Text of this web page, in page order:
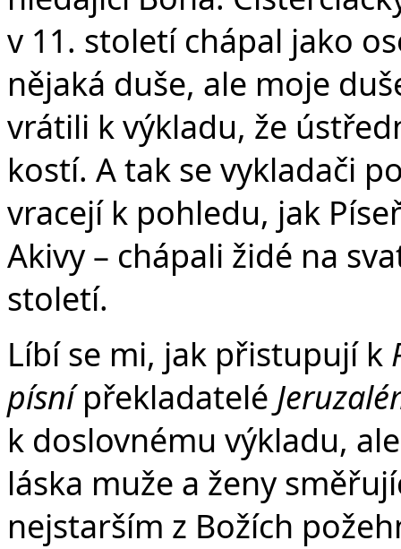
v 11. století chápal jako
nějaká duše, ale moje
vrátili k výkladu, že
kostí. A tak se vykladači
vracejí k pohledu, jak
Akivy – chápali židé na
století.
Líbí se mi, jak přistupují k
písnípřekladatelé
k doslovnému výkladu,
láska muže a ženy
nejstarším z Božích